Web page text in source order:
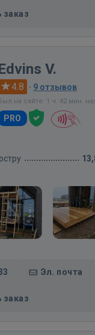
V.
4.8 · 9 отзывов
на сайте: 1 ч. 42 мин.
PRO
Эл. почта